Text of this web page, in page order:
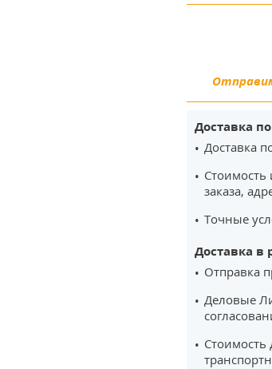
Доставка
Доставка
Стоимость
заказа,
Точные
Доставка в
Отправка
Деловые
Стоимость